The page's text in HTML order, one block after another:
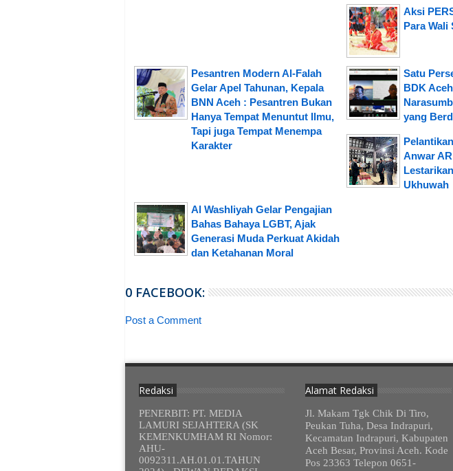
Aksi
Para Wali
Pesantren Modern Al-Falah
Gelar Apel Tahunan, Kepala
BNN Aceh : Pesantren Bukan
Hanya Tempat Menuntut Ilmu,
Tapi juga Tempat Menempa
Karakter
Satu
BDK
yang
Anwar
Ukhuwah
Al Washliyah Gelar Pengajian
Bahas Bahaya LGBT, Ajak
Generasi Muda Perkuat Akidah
dan Ketahanan Moral
0 FACEBOOK:
Post a Comment
Redaksi
PENERBIT: PT. MEDIA
LAMURI SEJAHTERA (SK
KEMENKUMHAM RI Nomor:
AHU-
0092311.AH.01.01.TAHUN
Alamat Redaksi
Jl. Makam Tgk Chik Di Tiro,
Peukan Tuha, Desa Indrapuri,
Kecamatan Indrapuri, Kabupaten
Aceh Besar, Provinsi Aceh. Kode
Pos 23363 Telepon 0651-